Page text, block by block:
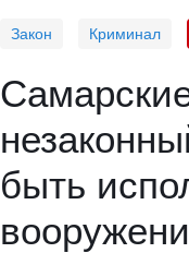
Закон Криминал
быть